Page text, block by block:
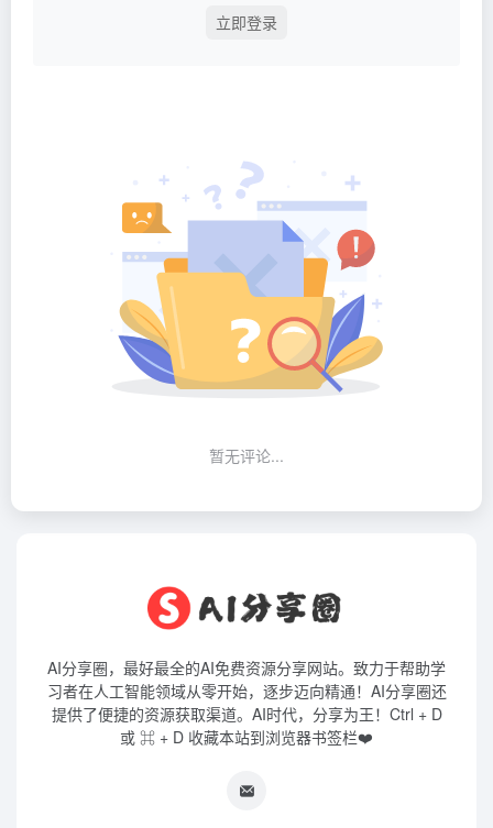
立即登录
暂无评论...
AI分享圈，最好最全的AI免费资源分享网站。致力于帮助学
习者在人工智能领域从零开始，逐步迈向精通！AI分享圈还
提供了便捷的资源获取渠道。AI时代，分享为王！Ctrl + D
或 ⌘ + D 收藏本站到浏览器书签栏❤️